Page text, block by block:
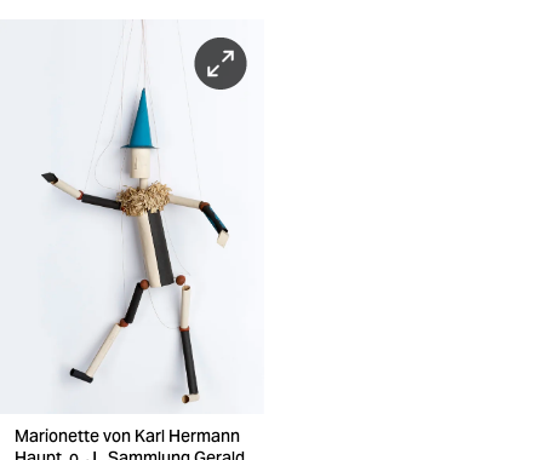
Marionette von Karl Hermann